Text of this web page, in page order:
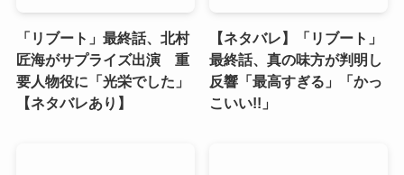
「リブート」最終話、北村
匠海がサプライズ出演 重
要人物役に「光栄でした」
【ネタバレあり】
【ネタバレ】「リブート」
最終話、真の味方が判明し
反響「最高すぎる」「かっ
こいい!!」